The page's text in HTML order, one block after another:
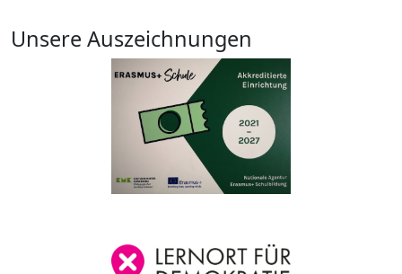
Unsere Auszeichnungen